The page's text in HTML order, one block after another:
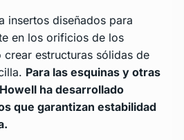
insertos diseñados para
en los orificios de los
estructuras sólidas de
Para las esquinas y otras
ha desarrollado
que garantizan estabilidad